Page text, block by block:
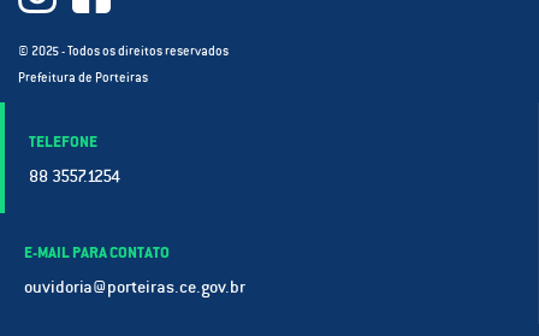
© 2025 - Todos os direitos reservados
Prefeitura de Porteiras
TELEFONE
88 3557.1254
E-MAIL PARA CONTATO
ouvidoria@porteiras.ce.gov.br